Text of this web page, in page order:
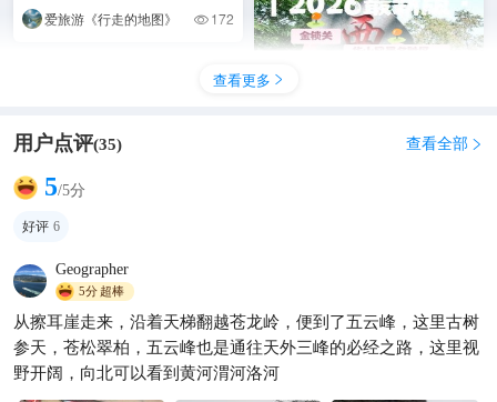
爱旅游《行走的地图》  172
查看更多 
用户点评(35) 查看全部 
5/5分
好评 6
Geographer
5分超棒
从擦耳崖走来，沿着天梯翻越苍龙岭，便到了五云峰，这里古树
参天，苍松翠柏，五云峰也是通往天外三峰的必经之路，这里视
野开阔，向北可以看到黄河渭河洛河